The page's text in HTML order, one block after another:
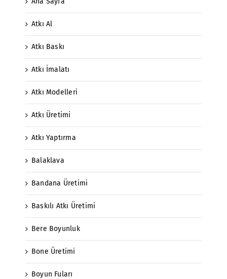
Atkı Al
Atkı Baskı
Atkı İmalatı
Atkı Modelleri
Atkı Üretimi
Atkı Yaptırma
Balaklava
Bandana Üretimi
Baskılı Atkı Üretimi
Bere Boyunluk
Bone Üretimi
Boyun Fuları